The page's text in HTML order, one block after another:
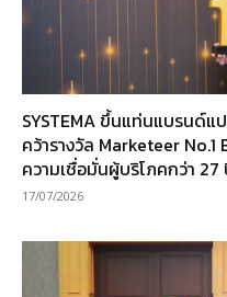
SYSTEMA ขึ้นแท่นแบรนด์
คว้ารางวัล Marketeer
ความเชื่อมั่นผู้บริโภคกว่า 27
17/07/2026